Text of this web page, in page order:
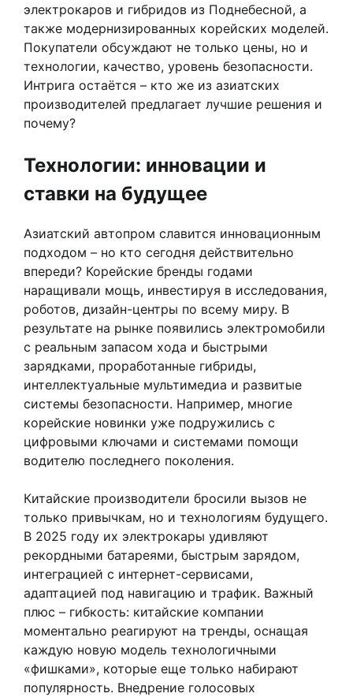
электрокаров и гибридов из Поднебесной, а
также модернизированных корейских моделей.
Покупатели обсуждают не только цены, но и
технологии, качество, уровень безопасности.
Интрига остаётся – кто же из азиатских
производителей предлагает лучшие решения и
почему?
Технологии: инновации и
ставки на будущее
Азиатский автопром славится инновационным
подходом – но кто сегодня действительно
впереди? Корейские бренды годами
наращивали мощь, инвестируя в исследования,
роботов, дизайн-центры по всему миру. В
результате на рынке появились электромобили
с реальным запасом хода и быстрыми
зарядками, проработанные гибриды,
интеллектуальные мультимедиа и развитые
системы безопасности. Например, многие
корейские новинки уже подружились с
цифровыми ключами и системами помощи
водителю последнего поколения.
Китайские производители бросили вызов не
только привычкам, но и технологиям будущего.
В 2025 году их электрокары удивляют
рекордными батареями, быстрым зарядом,
интеграцией с интернет-сервисами,
адаптацией под навигацию и трафик. Важный
плюс – гибкость: китайские компании
моментально реагируют на тренды, оснащая
каждую новую модель технологичными
«фишками», которые еще только набирают
популярность. Внедрение голосовых